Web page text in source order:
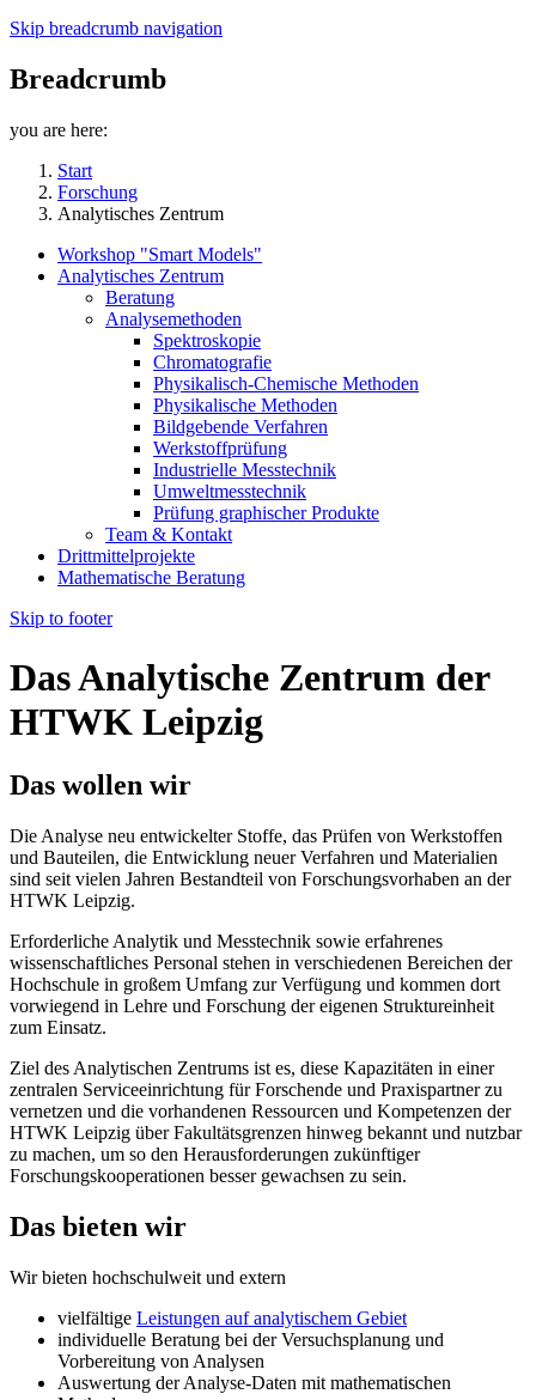
Skip breadcrumb navigation
Breadcrumb
you are here:
Start
Forschung
Analytisches Zentrum
Workshop "Smart Models"
Analytisches Zentrum
Beratung
Analysemethoden
Spektroskopie
Chromatografie
Physikalisch-Chemische Methoden
Physikalische Methoden
Bildgebende Verfahren
Werkstoffprüfung
Industrielle Messtechnik
Umweltmesstechnik
Prüfung graphischer Produkte
Team & Kontakt
Drittmittelprojekte
Mathematische Beratung
Skip to footer
Das Analytische Zentrum der
HTWK Leipzig
Das wollen wir
Die Analyse neu entwickelter Stoffe, das Prüfen von Werkstoffen
und Bauteilen, die Entwicklung neuer Verfahren und Materialien
sind seit vielen Jahren Bestandteil von Forschungsvorhaben an der
HTWK Leipzig.
Erforderliche Analytik und Messtechnik sowie erfahrenes
wissenschaftliches Personal stehen in verschiedenen Bereichen der
Hochschule in großem Umfang zur Verfügung und kommen dort
vorwiegend in Lehre und Forschung der eigenen Struktureinheit
zum Einsatz.
Ziel des Analytischen Zentrums ist es, diese Kapazitäten in einer
zentralen Serviceeinrichtung für Forschende und Praxispartner zu
vernetzen und die vorhandenen Ressourcen und Kompetenzen der
HTWK Leipzig über Fakultätsgrenzen hinweg bekannt und nutzbar
zu machen, um so den Herausforderungen zukünftiger
Forschungskooperationen besser gewachsen zu sein.
Das bieten wir
Wir bieten hochschulweit und extern
vielfältige Leistungen auf analytischem Gebiet
individuelle Beratung bei der Versuchsplanung und
Vorbereitung von Analysen
Auswertung der Analyse-Daten mit mathematischen